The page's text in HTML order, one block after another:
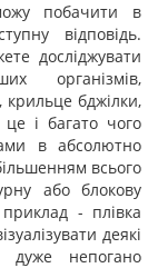
побачити в
відповідь.
досліджувати
організмів,
крильце бджілки,
і багато чого
в абсолютно
всього
або блокову
- плівка
деякі
дуже непогано